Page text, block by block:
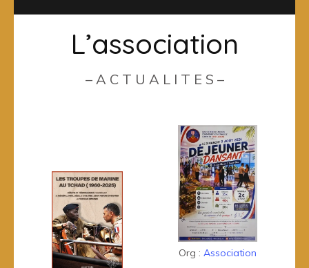
L’association
– A C T U A L I T E S –
Org : Association